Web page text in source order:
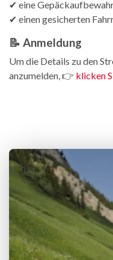
✔ eine
✔ einen gesicherten
📝 Anmeldung
Um die Details zu den
anzumelden, 👉 klicken